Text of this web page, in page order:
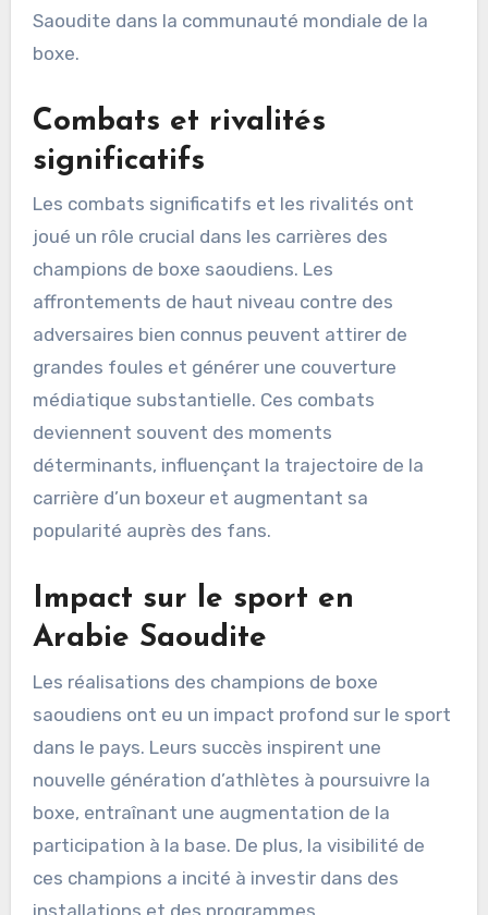
Saoudite dans la communauté mondiale de la
boxe.
Combats et rivalités
significatifs
Les combats significatifs et les rivalités ont
joué un rôle crucial dans les carrières des
champions de boxe saoudiens. Les
affrontements de haut niveau contre des
adversaires bien connus peuvent attirer de
grandes foules et générer une couverture
médiatique substantielle. Ces combats
deviennent souvent des moments
déterminants, influençant la trajectoire de la
carrière d’un boxeur et augmentant sa
popularité auprès des fans.
Impact sur le sport en
Arabie Saoudite
Les réalisations des champions de boxe
saoudiens ont eu un impact profond sur le sport
dans le pays. Leurs succès inspirent une
nouvelle génération d’athlètes à poursuivre la
boxe, entraînant une augmentation de la
participation à la base. De plus, la visibilité de
ces champions a incité à investir dans des
installations et des programmes